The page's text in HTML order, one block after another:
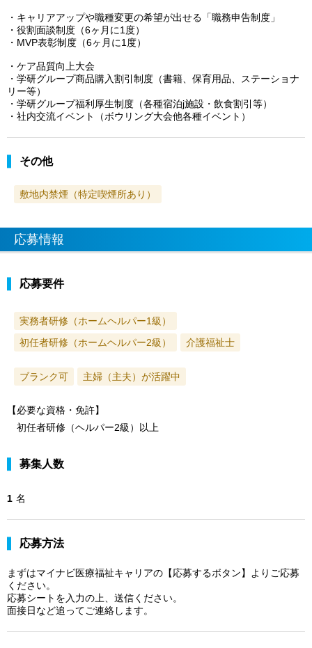
・キャリアアップや職種変更の希望が出せる「職務申告制度」
・役割面談制度（6ヶ月に1度）
・MVP表彰制度（6ヶ月に1度）
・ケア品質向上大会
・学研グループ商品購入割引制度（書籍、保育用品、ステーショナ
リー等）
・学研グループ福利厚生制度（各種宿泊j施設・飲食割引等）
・社内交流イベント（ボウリング大会他各種イベント）
その他
敷地内禁煙（特定喫煙所あり）
応募情報
応募要件
実務者研修（ホームヘルパー1級）
初任者研修（ホームヘルパー2級）
介護福祉士
ブランク可 主婦（主夫）が活躍中
【必要な資格・免許】
初任者研修（ヘルパー2級）以上
募集人数
1 名
応募方法
まずはマイナビ医療福祉キャリアの【応募するボタン】よりご応募
ください。
応募シートを入力の上、送信ください。
面接日など追ってご連絡します。